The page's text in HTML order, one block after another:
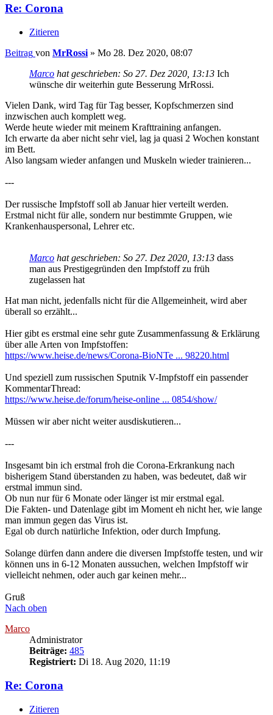
Re: Corona
Zitieren
Beitrag von MrRossi » Mo 28. Dez 2020, 08:07
Marco hat geschrieben: So 27. Dez 2020, 13:13 Ich
wünsche dir weiterhin gute Besserung MrRossi.
Vielen Dank, wird Tag für Tag besser, Kopfschmerzen sind
inzwischen auch komplett weg.
Werde heute wieder mit meinem Krafttraining anfangen.
Ich erwarte da aber nicht sehr viel, lag ja quasi 2 Wochen konstant
im Bett.
Also langsam wieder anfangen und Muskeln wieder trainieren...
---
Der russische Impfstoff soll ab Januar hier verteilt werden.
Erstmal nicht für alle, sondern nur bestimmte Gruppen, wie
Krankenhauspersonal, Lehrer etc.
Marco hat geschrieben: So 27. Dez 2020, 13:13 dass
man aus Prestigegründen den Impfstoff zu früh
zugelassen hat
Hat man nicht, jedenfalls nicht für die Allgemeinheit, wird aber
überall so erzählt...
Hier gibt es erstmal eine sehr gute Zusammenfassung & Erklärung
über alle Arten von Impfstoffen:
https://www.heise.de/news/Corona-BioNTe ... 98220.html
Und speziell zum russischen Sputnik V-Impfstoff ein passender
KommentarThread:
https://www.heise.de/forum/heise-online ... 0854/show/
Müssen wir aber nicht weiter ausdiskutieren...
---
Insgesamt bin ich erstmal froh die Corona-Erkrankung nach
bisherigem Stand überstanden zu haben, was bedeutet, daß wir
erstmal immun sind.
Ob nun nur für 6 Monate oder länger ist mir erstmal egal.
Die Fakten- und Datenlage gibt im Moment eh nicht her, wie lange
man immun gegen das Virus ist.
Egal ob durch natürliche Infektion, oder durch Impfung.
Solange dürfen dann andere die diversen Impfstoffe testen, und wir
können uns in 6-12 Monaten aussuchen, welchen Impfstoff wir
vielleicht nehmen, oder auch gar keinen mehr...
Gruß
Nach oben
Marco
Administrator
Beiträge: 485
Registriert: Di 18. Aug 2020, 11:19
Re: Corona
Zitieren